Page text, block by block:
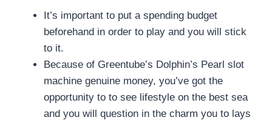
It’s important to put a spending budget
beforehand in order to play and you will stick
to it.
Because of Greentube’s Dolphin’s Pearl slot
machine genuine money, you’ve got the
opportunity to to see lifestyle on the best sea
and you will question in the charm you to lays